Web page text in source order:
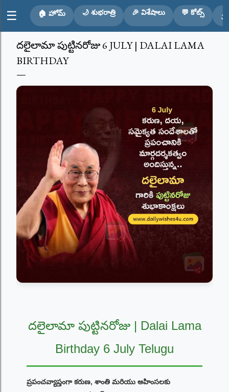
Skip to main content
☰ 🏠 హోమ్ 🌙 శుభరాత్రి 🎉 విశేషాలు 💬 కోట్స్ 🕉️
దలైలామా పుట్టినరోజు 6 JULY | DALAI LAMA
BIRTHDAY
దలైలామా పుట్టినరోజు | Dalai Lama
Birthday 6 July Telugu
ప్రపంచవ్యాప్తంగా కరుణ, శాంతి మరియు అహింసలకు